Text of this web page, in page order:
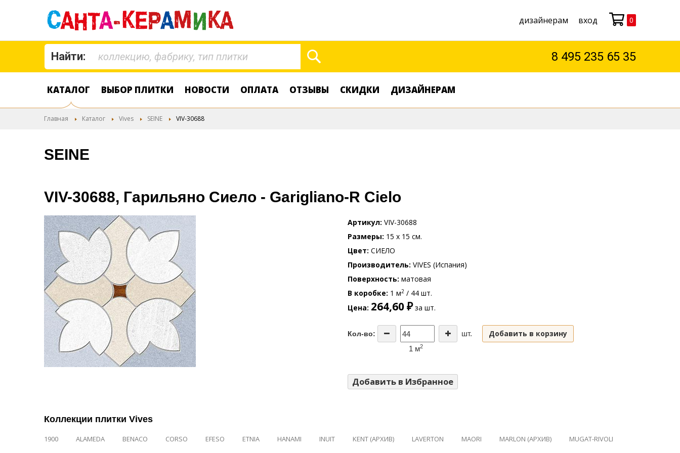
дизайнерам вход Моя корзина
0
Найти: 8 495 235 65 35
КАТАЛОГ ВЫБОР ПЛИТКИ НОВОСТИ ОПЛАТА ОТЗЫВЫ СКИДКИ ДИЗАЙНЕРАМ
Главная Каталог Vives SEINE VIV-30688
SEINE
VIV-30688, Гарильяно Сиело - Garigliano-R Cielo
Артикул VIV-30688
Размеры 15 x 15 см.
Цвет СИЕЛО
Производитель VIVES (Испания)
Поверхность матовая
В коробке 1 м2 / 44 шт.
Цена 264,60 ₽за шт.
Кол-во:
шт.
1 м2
Добавить в корзину
Добавить в Избранное
Коллекции плитки Vives
1900 ALAMEDA BENACO CORSO EFESO ETNIA HANAMI INUIT KENT (АРХИВ) LAVERTON MAORI MARLON (АРХИВ)
MUGAT-RIVOLI